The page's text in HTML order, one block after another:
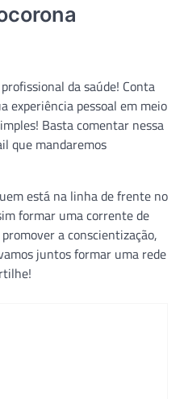
da saúde! Conta
experiência pessoal em meio
Basta comentar nessa
que mandaremos
está na linha de frente no
formar uma corrente de
a conscientização,
juntos formar uma rede